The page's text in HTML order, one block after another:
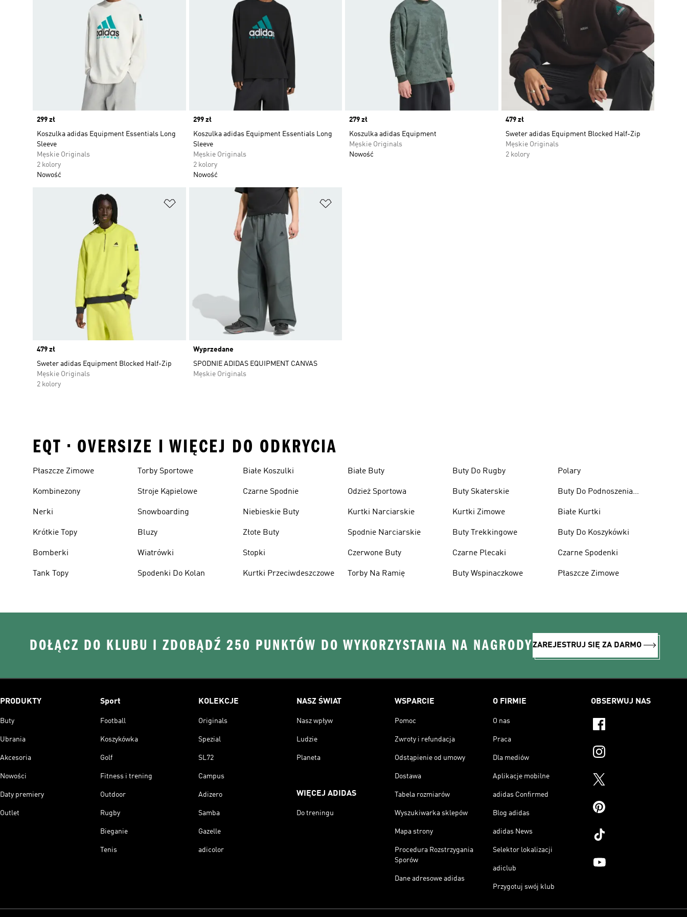
Price
299 zł
Koszulka adidas Equipment Essentials Long
Sleeve
Męskie Originals
2 kolory
Nowość
Price
299 zł
Koszulka adidas Equipment Essentials Long
Sleeve
Męskie Originals
2 kolory
Nowość
Price
279 zł
Koszulka adidas Equipment
Męskie Originals
Nowość
Price
479 zł
Sweter adidas Equipment Blocked Half-Zip
Męskie Originals
2 kolory
Dodaj do listy życzeń
Price
479 zł
Sweter adidas Equipment Blocked Half-Zip
Męskie Originals
2 kolory
Wyprzedane
SPODNIE ADIDAS EQUIPMENT CANVAS
Męskie Originals
EQT • OVERSIZE I WIĘCEJ DO ODKRYCIA
Płaszcze Zimowe
Kombinezony
Nerki
Krótkie Topy
Bomberki
Tank Topy
Torby Sportowe
Stroje Kąpielowe
Snowboarding
Bluzy
Wiatrówki
Spodenki Do Kolan
Białe Koszulki
Czarne Spodnie
Niebieskie Buty
Złote Buty
Stopki
Kurtki Przeciwdeszczowe
Białe Buty
Odzież Sportowa
Kurtki Narciarskie
Spodnie Narciarskie
Czerwone Buty
Torby Na Ramię
Buty Do Rugby
Buty Skaterskie
Kurtki Zimowe
Buty Trekkingowe
Czarne Plecaki
Buty Wspinaczkowe
Polary
Buty Do Podnoszenia
Białe Kurtki
Buty Do Koszykówki
Czarne Spodenki
Płaszcze Zimowe
DOŁĄCZ DO KLUBU I ZDOBĄDŹ 250 PUNKTÓW DO WYKORZYSTANIA NA NAGRODYZAREJESTRUJ SIĘ ZA DARMO
PRODUKTY
Buty
Ubrania
Akcesoria
Nowości
Daty premiery
Outlet
Sport
Football
Koszykówka
Golf
Fitness i trening
Outdoor
Rugby
Bieganie
Tenis
KOLEKCJE
Originals
Spezial
SL72
Campus
Adizero
Samba
Gazelle
adicolor
NASZ ŚWIAT
Nasz wpływ
Ludzie
Planeta
WIĘCEJ ADIDAS
Do treningu
WSPARCIE
Pomoc
Zwroty i refundacja
Odstąpienie od umowy
Dostawa
Tabela rozmiarów
Wyszukiwarka sklepów
Mapa strony
Procedura Rozstrzygania
Sporów
Dane adresowe adidas
O FIRMIE
O nas
Praca
Dla mediów
Aplikacje mobilne
adidas Confirmed
Blog adidas
adidas News
Selektor lokalizacji
adiclub
Przygotuj swój klub
OBSERWUJ NAS